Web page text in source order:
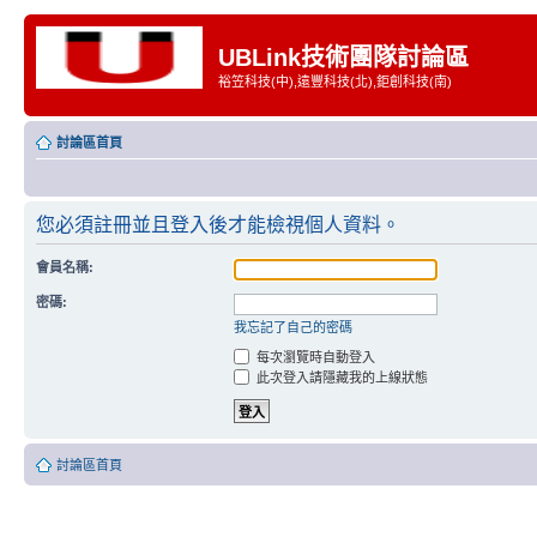
UBLink技術團隊討論區
裕笠科技(中),遠豐科技(北),鉅創科技(南)
討論區首頁
您必須註冊並且登入後才能檢視個人資料。
會員名稱:
密碼:
我忘記了自己的密碼
每次瀏覽時自動登入
此次登入請隱藏我的上線狀態
討論區首頁